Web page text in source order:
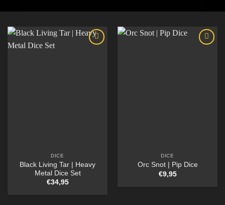
DICE
Black Living Tar | Heavy
Metal Dice Set
€34,95
DICE
Orc Snot | Pip Dice
€9,95